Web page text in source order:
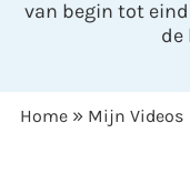
van begin tot
de
Home » Mijn Videos